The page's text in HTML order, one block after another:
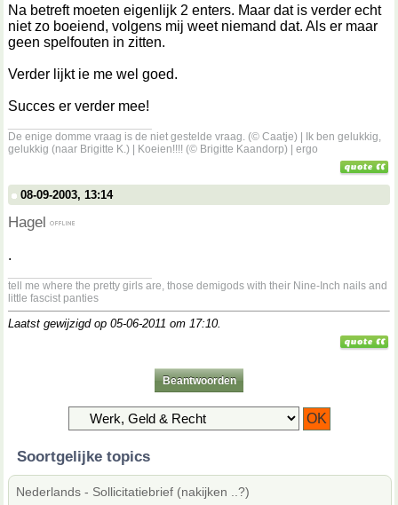
Na betreft moeten eigenlijk 2 enters. Maar dat is verder echt
niet zo boeiend, volgens mij weet niemand dat. Als er maar
geen spelfouten in zitten.
Verder lijkt ie me wel goed.
Succes er verder mee!
De enige domme vraag is de niet gestelde vraag. (© Caatje) | Ik ben gelukkig,
gelukkig (naar Brigitte K.) | Koeien!!!! (© Brigitte Kaandorp) | ergo
08-09-2003, 13:14
Hagel
.
tell me where the pretty girls are, those demigods with their Nine-Inch nails and
little fascist panties
Laatst gewijzigd op 05-06-2011 om 17:10.
Beantwoorden
Soortgelijke topics
Nederlands - Sollicitatiebrief (nakijken ..?)